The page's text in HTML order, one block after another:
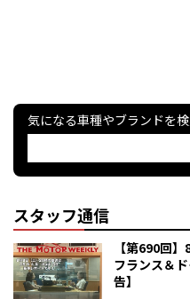
気になる車種やブランドを
スタッフ通信
【第690回
フランス＆
告】